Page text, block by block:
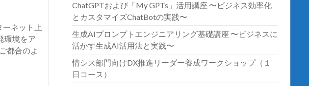
ネット上
環境をア
都合のよ
ChatGPTおよび「My GPTs」活用講座 〜ビジネス効率化
とカスタマイズChatBotの実践〜
生成AIプロンプトエンジニアリング基礎講座 〜ビジネスに
活かす生成AI活用法と実践〜
情シス部門向けDX推進リーダー養成ワークショップ（１
日コース）